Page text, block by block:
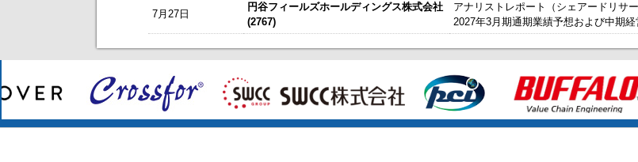
自己株式の取得および自己株式立会外買付取引（ToSTNeT-３）による自己株式の買付けの決定
コーポレート・ガバナンスに関する報告書 2026/08/07
オープンアップグループ(2154)
2026年6月期 通期決算説明資料
京写(6837)
7月27日
円谷フィールズホールディングス株式会社
(2767)
アナリストレポート（シェアードリサー
2027年3月期通期業績予想および中期
掲載開始日：8/3
日本テクノ・ラボ（3849：アンビシャス）